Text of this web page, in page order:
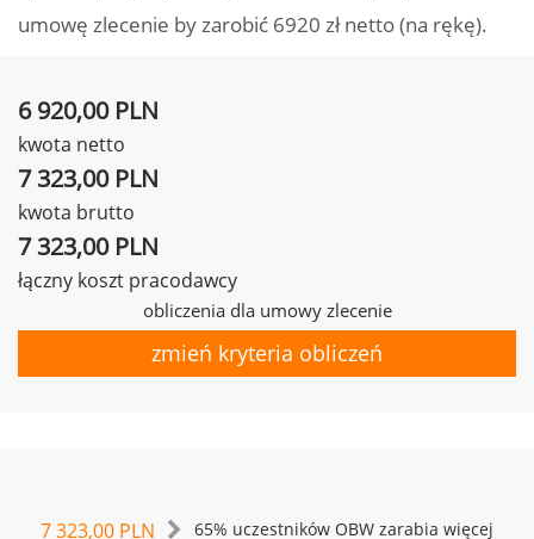
umowę zlecenie by zarobić 6920 zł netto (na rękę).
6 920,00 PLN
kwota netto
7 323,00 PLN
kwota brutto
7 323,00 PLN
łączny koszt pracodawcy
obliczenia dla umowy zlecenie
zmień kryteria obliczeń
7 323,00 PLN 65% uczestników OBW zarabia więcej